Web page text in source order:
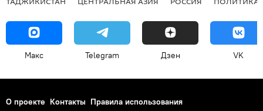
Макс Telegram Дзен VK
О проекте Контакты Правила использования